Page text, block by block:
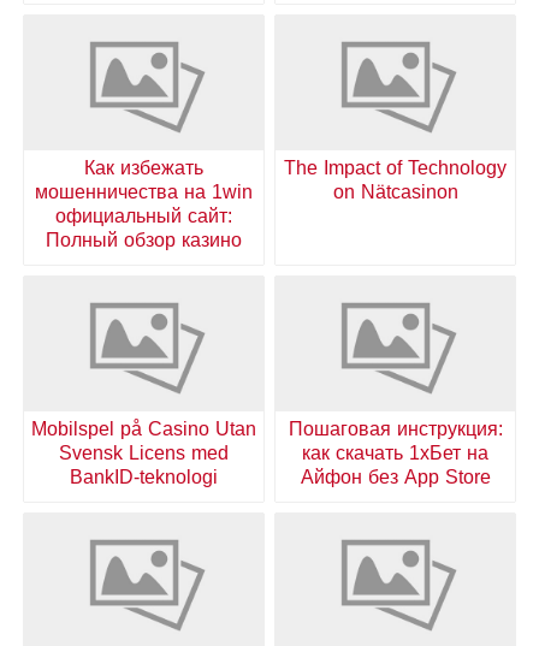
The Impact of Technology
on Nätcasinon
Как избежать
мошенничества на 1win
официальный сайт:
Полный обзор казино
Пошаговая инструкция:
как скачать 1хБет на
Айфон без App Store
Mobilspel på Casino Utan
Svensk Licens med
BankID-teknologi